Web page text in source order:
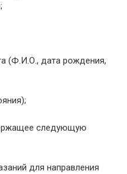
(Ф.И.О., дата рождения,
следующую
для направления